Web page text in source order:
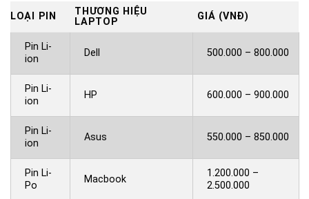
LOẠI PIN
THƯƠNG HIỆU
LAPTOP
GIÁ (VNĐ)
Pin Li-
ion
Dell 500.000 – 800.000
Pin Li-
ion
HP 600.000 – 900.000
Pin Li-
ion
Asus 550.000 – 850.000
Pin Li-
Po
Macbook
1.200.000 –
2.500.000